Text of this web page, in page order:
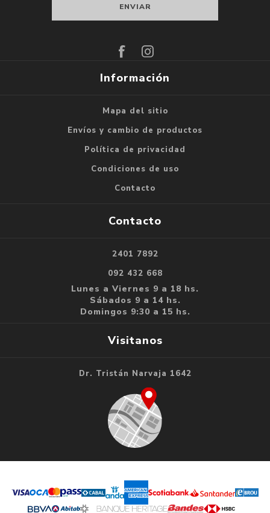
Información
Mapa del sitio
Envíos y cambio de productos
Política de privacidad
Condiciones de uso
Contacto
Contacto
2401 7892
092 432 668
Lunes a Viernes 9 a 18 hs.
Sábados 9 a 14 hs.
Domingos 9:30 a 15 hs.
Visitanos
Dr. Tristán Narvaja 1642